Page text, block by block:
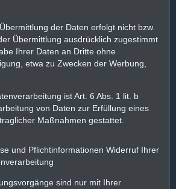
der Daten erfolgt nicht bzw.
Übermittlung ausdrücklich zugestimmt
Ihrer Daten an Dritte ohne
etwa zu Zwecken der Werbung,
ist Art. 6 Abs. 1 lit. b
von Daten zur Erfüllung eines
Maßnahmen gestattet.
und Pflichtinformationen Widerruf Ihrer
sind nur mit Ihrer